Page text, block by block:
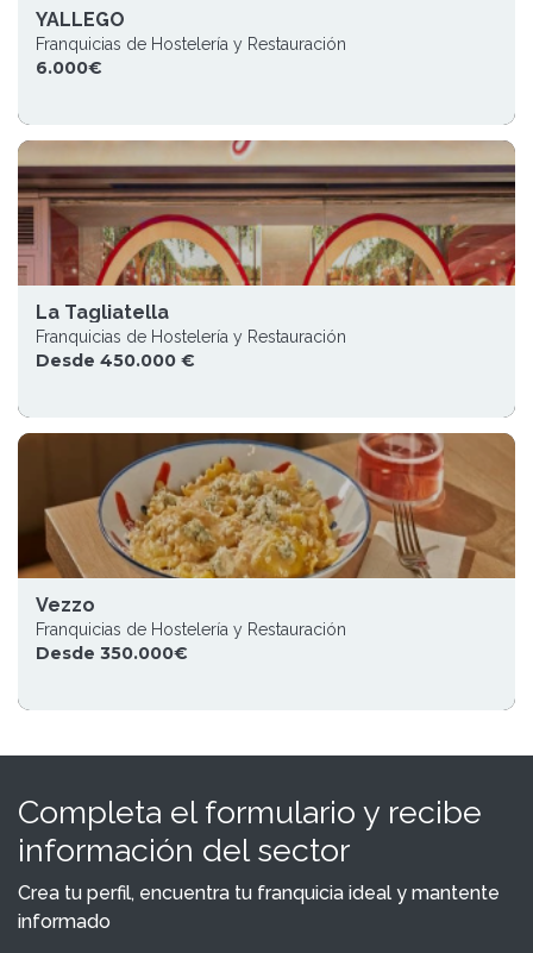
YALLEGO
Franquicias de Hostelería y Restauración
6.000€
La Tagliatella
Franquicias de Hostelería y Restauración
Desde 450.000 €
Vezzo
Franquicias de Hostelería y Restauración
Desde 350.000€
Completa el formulario y recibe
información del sector
Crea tu perfil, encuentra tu franquicia ideal y mantente
informado